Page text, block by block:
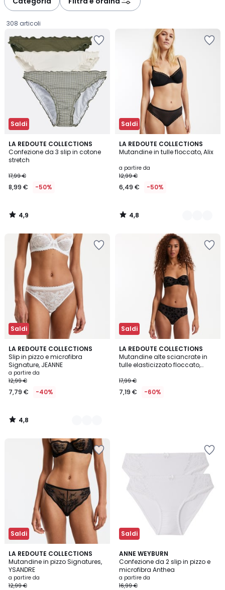
308 articoli
Saldi
LA REDOUTE COLLECTIONS
Confezione da 3 slip in cotone
stretch
€
Invece
17,99
€
sconto
applicato.
17,99 €
8,99 € -50%
4,9
/ 5
4,9
/
Saldi
LA REDOUTE COLLECTIONS
Mutandine in tulle floccato, Alix
a partire da
12,99 €
6,49 € -50%
4,8
/ 5
4
Colori
4,8
/
Saldi
LA REDOUTE COLLECTIONS
Slip in pizzo e microfibra
Signature, JEANNE
a partire da
12,99 €
7,79 € -40%
4,8
/ 5
5
Colori
4,8
/
Saldi
LA REDOUTE COLLECTIONS
Mutandine alte sciancrate in
tulle elasticizzato floccato,
17,99 €
7,19 € -60%
Saldi
LA REDOUTE COLLECTIONS
Mutandine in pizzo Signatures,
YSANDRE
a partire da
12,99 €
4
/
5
3
Colori
Saldi
ANNE WEYBURN
Confezione da 2 slip in pizzo e
microfibra Anthea
a partire da
16,99 €
4,6
/ 5
6
Colori